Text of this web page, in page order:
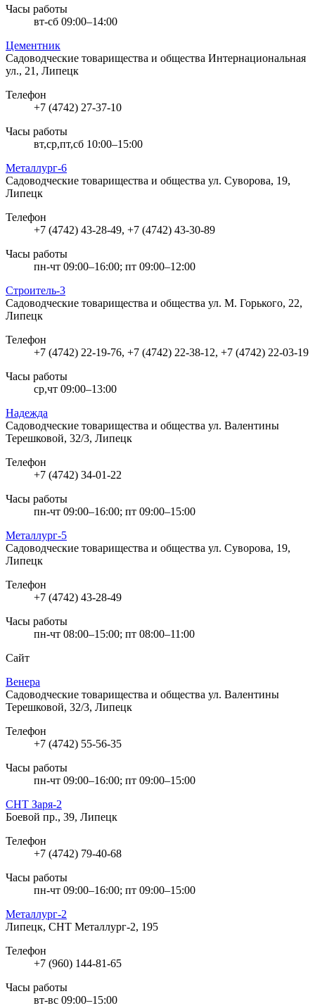
Часы работы
вт-сб 09:00–14:00
Цементник
Садоводческие товарищества и общества Интернациональная
ул., 21, Липецк
Телефон
+7 (4742) 27-37-10
Часы работы
вт,ср,пт,сб 10:00–15:00
Металлург-6
Садоводческие товарищества и общества ул. Суворова, 19,
Липецк
Телефон
+7 (4742) 43-28-49, +7 (4742) 43-30-89
Часы работы
пн-чт 09:00–16:00; пт 09:00–12:00
Строитель-3
Садоводческие товарищества и общества ул. М. Горького, 22,
Липецк
Телефон
+7 (4742) 22-19-76, +7 (4742) 22-38-12, +7 (4742) 22-03-19
Часы работы
ср,чт 09:00–13:00
Надежда
Садоводческие товарищества и общества ул. Валентины
Терешковой, 32/3, Липецк
Телефон
+7 (4742) 34-01-22
Часы работы
пн-чт 09:00–16:00; пт 09:00–15:00
Металлург-5
Садоводческие товарищества и общества ул. Суворова, 19,
Липецк
Телефон
+7 (4742) 43-28-49
Часы работы
пн-чт 08:00–15:00; пт 08:00–11:00
Сайт
Венера
Садоводческие товарищества и общества ул. Валентины
Терешковой, 32/3, Липецк
Телефон
+7 (4742) 55-56-35
Часы работы
пн-чт 09:00–16:00; пт 09:00–15:00
СНТ Заря-2
Боевой пр., 39, Липецк
Телефон
+7 (4742) 79-40-68
Часы работы
пн-чт 09:00–16:00; пт 09:00–15:00
Металлург-2
Липецк, СНТ Металлург-2, 195
Телефон
+7 (960) 144-81-65
Часы работы
вт-вс 09:00–15:00